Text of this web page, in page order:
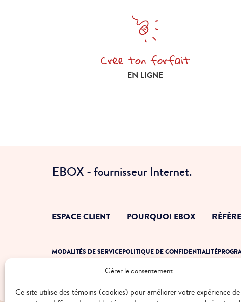
Gérer le consentement
Ce site utilise des témoins (cookies) pour améliorer votre expérience de
Crée ton forfait
Crée ton forfait en ligne
EN LIGNE
EBOX - fournisseur Internet.
ESPACE CLIENT POURQUOI EBOX
MODALITÉS DE SERVICEPOLITIQUE DE CONFIDENTIALITÉ
© 2026 EBOX. Tous droits réservés.